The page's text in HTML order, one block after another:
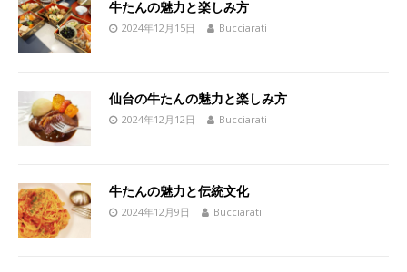
牛たんの魅力と楽しみ方
2024年12月15日 Bucciarati
仙台の牛たんの魅力と楽しみ方
2024年12月12日 Bucciarati
牛たんの魅力と伝統文化
2024年12月9日 Bucciarati